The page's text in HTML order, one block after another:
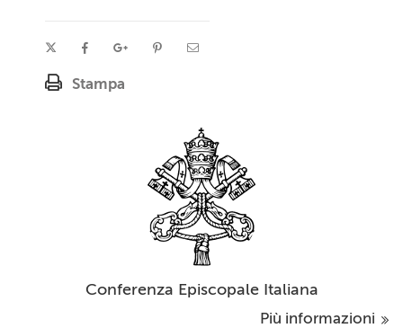
Stampa
Conferenza Episcopale Italiana
Più informazioni